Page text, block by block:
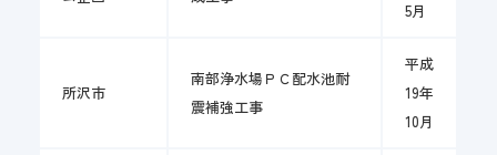
5月
所沢市
南部浄水場ＰＣ配水池耐
震補強工事
平成
19年
10月